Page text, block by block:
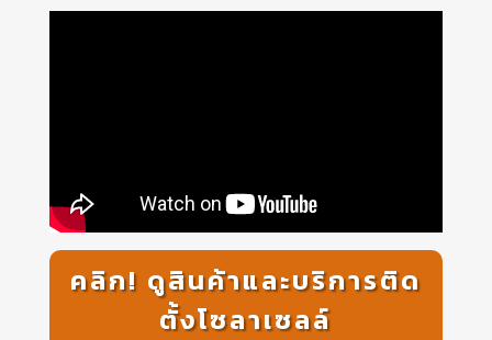
คลิก! ดูสินค้าและบริการติด
ตั้งโซลาเซลล์